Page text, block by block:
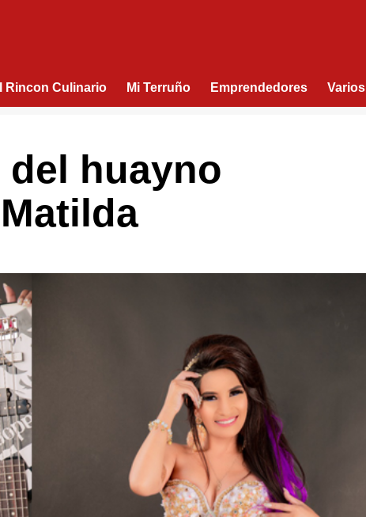
Rincon Culinario Mi Terruño Emprendedores Varios
huayno